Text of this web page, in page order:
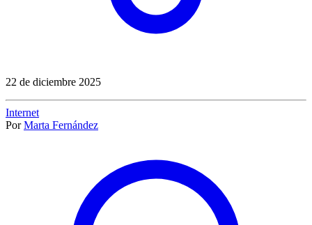
22 de diciembre 2025
Internet
Por Marta Fernández